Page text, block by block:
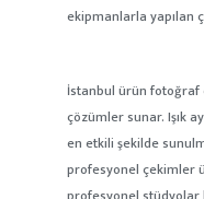
ekipmanlarla yapılan
İstanbul ürün fotoğraf
çözümler sunar. Işık
en etkili şekilde
profesyonel çekimler